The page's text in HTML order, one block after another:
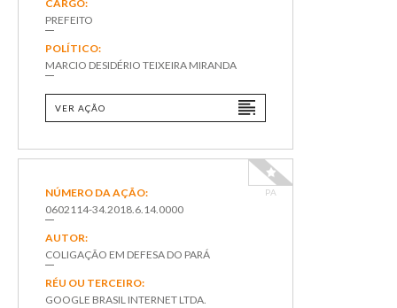
CARGO:
PREFEITO
POLÍTICO:
MARCIO DESIDÉRIO TEIXEIRA MIRANDA
VER AÇÃO
PA
NÚMERO DA AÇÃO:
0602114-34.2018.6.14.0000
AUTOR:
COLIGAÇÃO EM DEFESA DO PARÁ
RÉU OU TERCEIRO:
GOOGLE BRASIL INTERNET LTDA.